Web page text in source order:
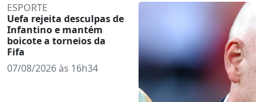
ESPORTE
Uefa rejeita desculpas de
Infantino e mantém
boicote a torneios da
Fifa
07/08/2026 às 16h34